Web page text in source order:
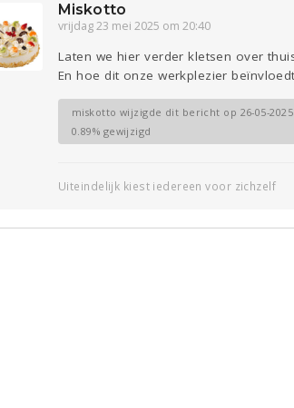
Miskotto
vrijdag 23 mei 2025 om 20:40
Laten we hier verder kletsen over
En hoe dit onze werkplezier
miskotto wijzigde dit bericht op 26-05-2025
0.89% gewijzigd
Uiteindelijk kiest iedereen voor zichzelf